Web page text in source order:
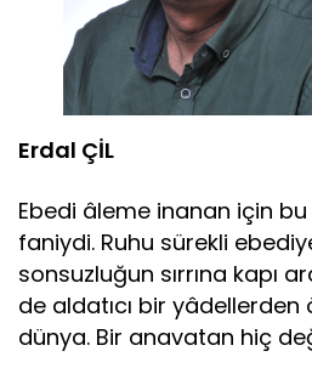
Erdal ÇİL
Ebedi âleme inanan için
faniydi. Ruhu sürekli
sonsuzluğun sırrına kapı
de aldatıcı bir
dünya. Bir anavatan hiç